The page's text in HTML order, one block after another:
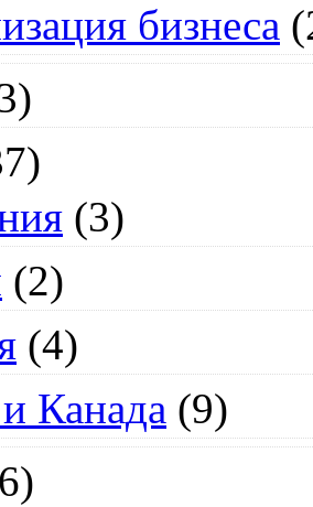
бизнеса
(3)
(2)
(4)
Канада (9)